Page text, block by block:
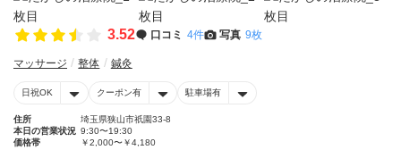
3.52 口コミ 4件 写真 9枚
マッサージ 整体 鍼灸
日祝OK クーポン有 駐車場有
住所
埼玉県狭山市祇園33-8
本日の営業状況 9:30〜19:30
価格帯
￥2,000〜￥4,180